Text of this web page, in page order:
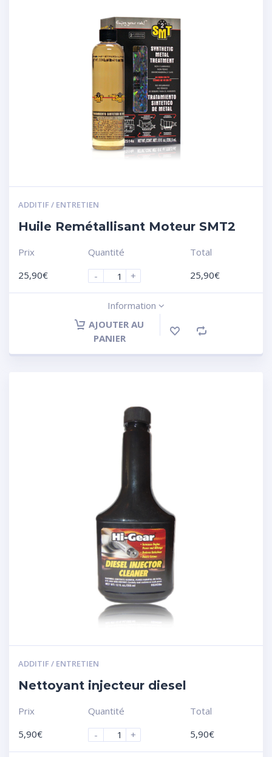
ADDITIF / ENTRETIEN
Huile Remétallisant Moteur SMT2
Prix
25,90€
Quantité
-
+
Total
25,90€
Information
AJOUTER AU
PANIER
ADDITIF / ENTRETIEN
Nettoyant injecteur diesel
Prix
5,90€
Quantité
-
+
Total
5,90€